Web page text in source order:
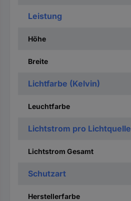
Leistung
Höhe
Breite
Lichtfarbe (Kelvin)
Leuchtfarbe
Lichtstrom pro Lichtquelle
Lichtstrom Gesamt
Schutzart
Herstellerfarbe